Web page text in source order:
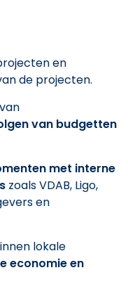
en
de projecten.
van budgetten
met interne
zoals VDAB, Ligo,
en
lokale
economie en